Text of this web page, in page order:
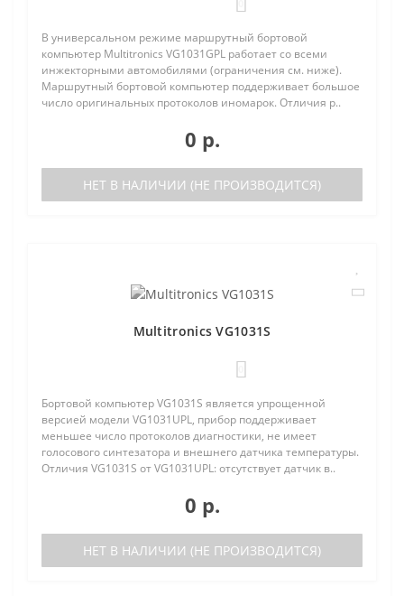
В универсальном режиме маршрутный бортовой
компьютер Multitronics VG1031GPL работает со всеми
инжекторными автомобилями (ограничения см. ниже).
Маршрутный бортовой компьютер поддерживает большое
число оригинальных протоколов иномарок. Отличия р..
0 р.
НЕТ В НАЛИЧИИ (НЕ ПРОИЗВОДИТСЯ)
Multitronics VG1031S
Бортовой компьютер VG1031S является упрощенной
версией модели VG1031UPL, прибор поддерживает
меньшее число протоколов диагностики, не имеет
голосового синтезатора и внешнего датчика температуры.
Отличия VG1031S от VG1031UPL: отсутствует датчик в..
0 р.
НЕТ В НАЛИЧИИ (НЕ ПРОИЗВОДИТСЯ)